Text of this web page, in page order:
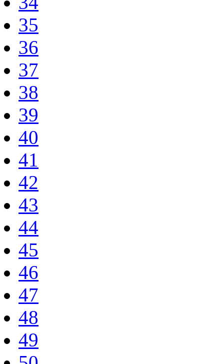
35
36
37
38
39
40
41
42
43
44
45
46
47
48
49